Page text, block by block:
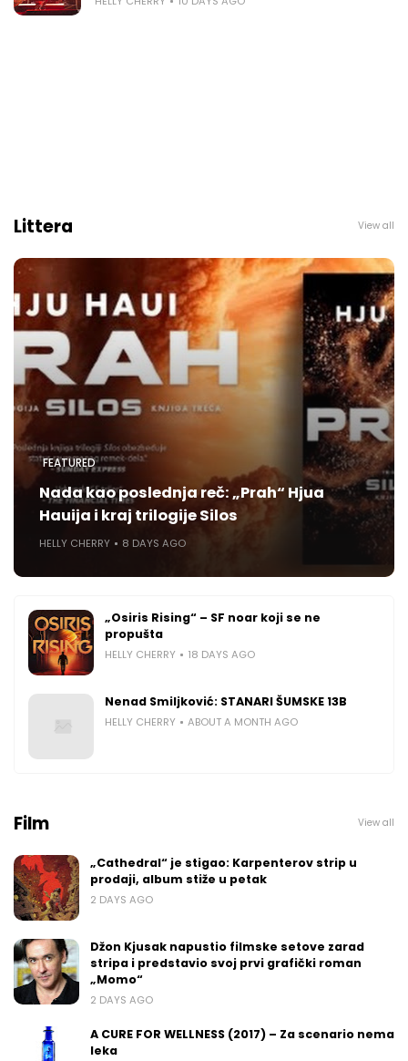
Littera View all
FEATURED
Nada kao poslednja reč: „Prah“ Hjua
Hauija i kraj trilogije Silos
HELLY CHERRY 8 DAYS AGO
„Osiris Rising“ – SF noar koji se ne
propušta
HELLY CHERRY 18 DAYS AGO
Nenad Smiljković: STANARI ŠUMSKE 13B
HELLY CHERRY ABOUT A MONTH AGO
Film View all
„Cathedral“ je stigao: Karpenterov strip u
prodaji, album stiže u petak
2 DAYS AGO
Džon Kjusak napustio filmske setove zarad
stripa i predstavio svoj prvi grafički roman
„Momo“
2 DAYS AGO
A CURE FOR WELLNESS (2017) – Za scenario nema
leka